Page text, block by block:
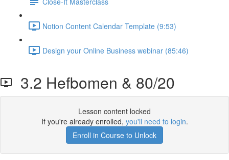
Notion Content Calendar Template (9:53)
Design your Online Business webinar (85:46)
3.2 Hefbomen & 80/20
Lesson content locked
If you're already enrolled, you'll need to login.
Enroll in Course to Unlock